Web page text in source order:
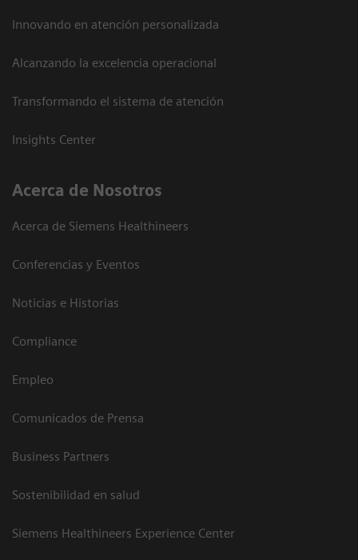
Innovando en atención personalizada
Alcanzando la excelencia operacional
Transformando el sistema de atención
Insights Center
Acerca de Nosotros
Acerca de Siemens Healthineers
Conferencias y Eventos
Noticias e Historias
Compliance
Empleo
Comunicados de Prensa
Business Partners
Sostenibilidad en salud
Siemens Healthineers Experience Center